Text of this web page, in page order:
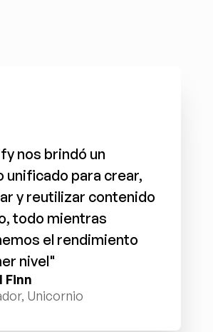
nos brindó un
unificado para crear,
y reutilizar contenido
todo mientras
el rendimiento
nivel"
Finn
Unicornio